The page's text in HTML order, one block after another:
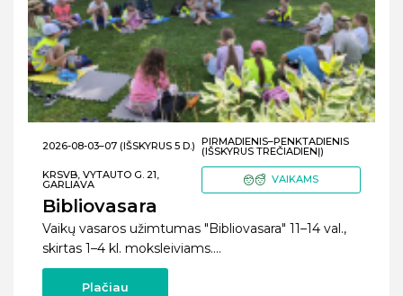
2026-08-03–07 (IŠSKYRUS 5 D.) PIRMADIENIS–PENKTADIENIS
(IŠSKYRUS TREČIADIENĮ)
KRSVB, VYTAUTO G. 21,
GARLIAVA VAIKAMS
Bibliovasara
Vaikų vasaros užimtumas "Bibliovasara" 11–14 val.,
skirtas 1–4 kl. moksleiviams....
Plačiau